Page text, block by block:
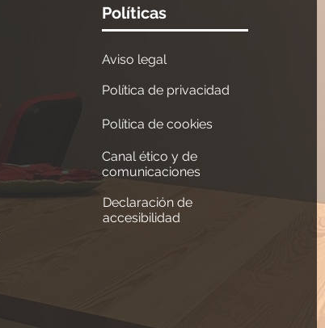
Políticas
Aviso legal
Política de privacidad
Política de cookies
Canal ético y de
comunicaciones
Declaración de
accesibilidad